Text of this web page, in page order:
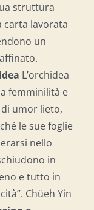
struttura
carta lavorata
un
L’orchidea
femminilità e
di umor lieto,
le sue foglie
nello
in
e tutto in
Chüeh Yin